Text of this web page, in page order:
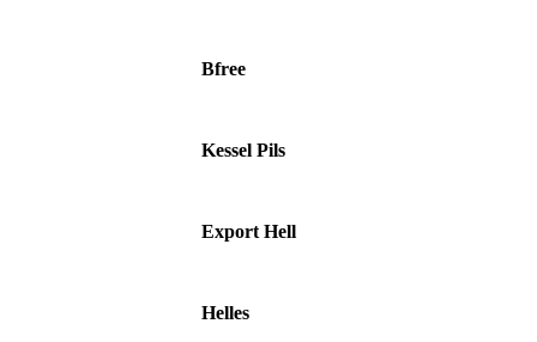
Bfree
Kessel Pils
Export Hell
Helles